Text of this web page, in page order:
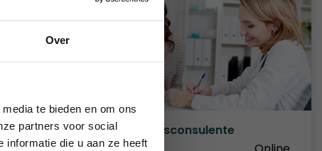
Over
te bieden en om ons
partners voor social
informatie die u aan ze heeft
Voedingsconsulente
2026.